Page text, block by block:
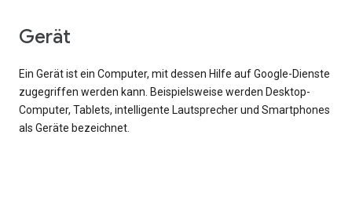
Gerät
Ein Gerät ist ein Computer, mit dessen Hilfe auf Google-Dienste
zugegriffen werden kann. Beispielsweise werden Desktop-
Computer, Tablets, intelligente Lautsprecher und Smartphones
als Geräte bezeichnet.